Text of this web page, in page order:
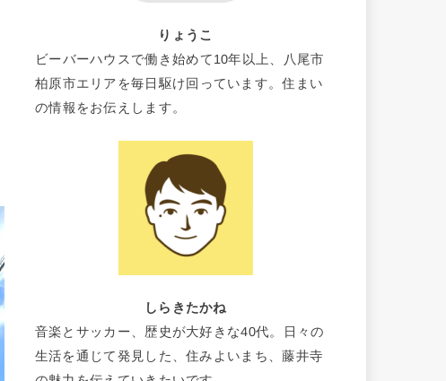
りょうこ
ビーバーハウスで働き始めて10年以上、八尾市
柏原市エリアを毎日駆け回っています。住まい
の情報をお伝えします。
しらきたかね
音楽とサッカー、歴史が大好きな40代。日々の
生活を通じて発見した、住みよいまち、藤井寺